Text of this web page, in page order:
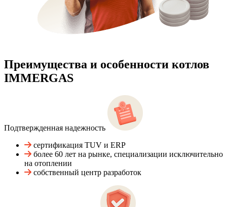
Преимущества и особенности котлов
IMMERGAS
Подтвержденная надежность
сертификация TUV и ERP
более 60 лет на рынке, специализации исключительно
на отоплении
собственный центр разработок